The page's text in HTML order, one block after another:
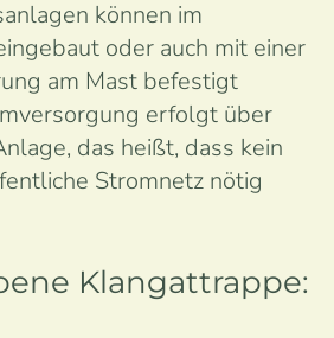
können im
oder auch mit einer
am Mast befestigt
erfolgt über
das heißt, dass kein
Stromnetz nötig
Klangattrappe: